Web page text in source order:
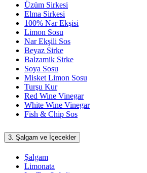
Üzüm Sirkesi
Elma Sirkesi
100% Nar Ekşisi
Limon Sosu
Nar Ekşili Sos
Beyaz Sirke
Balzamik Sirke
Soya Sosu
Misket Limon Sosu
Turşu Kur
Red Wine Vinegar
White Wine Vinegar
Fish & Chip Sos
3. Şalgam ve İçecekler
Şalgam
Limonata